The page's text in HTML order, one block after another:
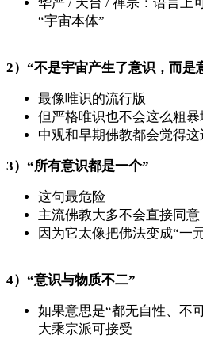
“宇宙本体”
2）“不是宇宙产生了意识，而是
最像唯识的流行版
但严格唯识也不会这么粗暴
中观和早期佛教都会觉得
3）“所有意识都是一个”
这句最危险
主流佛教大多不会直接同意
因为它太像把佛法变成“一
4）“意识与物质不二”
如果意思是“都无自性、不
大乘宗派可接受